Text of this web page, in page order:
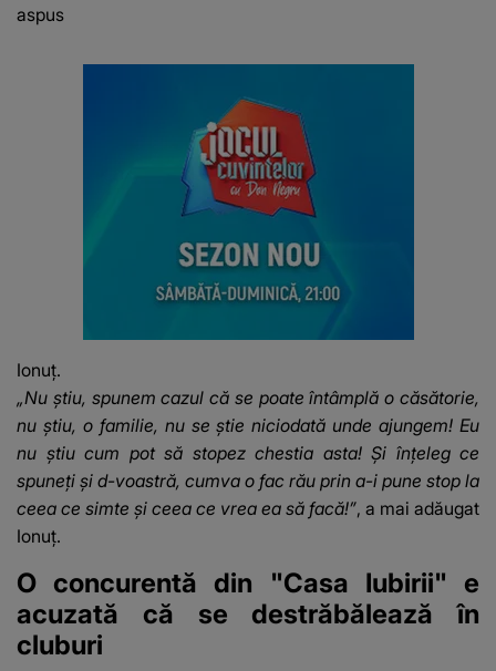
aspus
Ionuț.
„Nu știu, spunem cazul că se poate întâmplă o căsătorie,
nu știu, o familie, nu se știe niciodată unde ajungem! Eu
nu știu cum pot să stopez chestia asta! Și înțeleg ce
spuneți și d-voastră, cumva o fac rău prin a-i pune stop la
ceea ce simte și ceea ce vrea ea să facă!”, a mai adăugat
Ionuț.
O concurentă din "Casa Iubirii" e
acuzată că se destrăbălează în
cluburi